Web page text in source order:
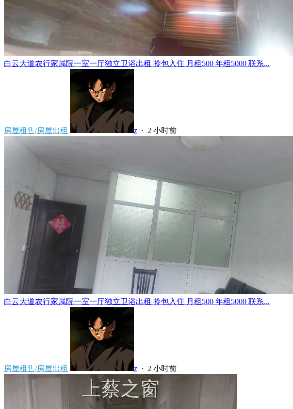
白云大道农行家属院一室一厅独立卫浴出租 拎包入住 月租500 年租5000 联系...
房屋租售/房屋出租 z · 2 小时前
白云大道农行家属院一室一厅独立卫浴出租 拎包入住 月租500 年租5000 联系...
房屋租售/房屋出租 z · 2 小时前